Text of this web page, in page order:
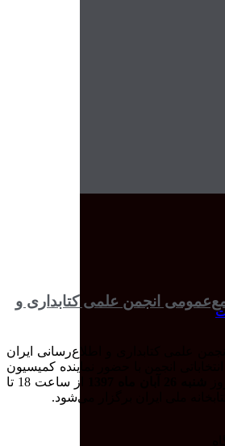
انجمن علمی کتابداری و
علمی کتابداری و اطلاع‌رسانی ایران
انجمن با حضور نماینده کمیسیون
از ساعت 18 تا